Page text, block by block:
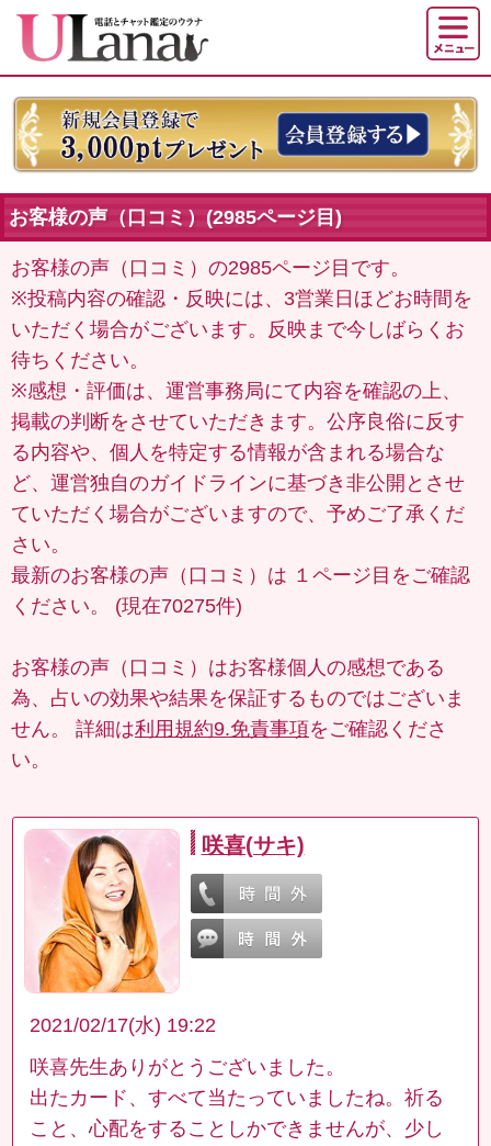
お客様の声（口コミ）(2985ページ目)
お客様の声（口コミ）の2985ページ目です。
※投稿内容の確認・反映には、3営業日ほどお時間を
いただく場合がございます。反映まで今しばらくお
待ちください。
※感想・評価は、運営事務局にて内容を確認の上、
掲載の判断をさせていただきます。公序良俗に反す
る内容や、個人を特定する情報が含まれる場合な
ど、運営独自のガイドラインに基づき非公開とさせ
ていただく場合がございますので、予めご了承くだ
さい。
最新のお客様の声（口コミ）は １ページ目 をご確認
ください。 (現在70275件)
お客様の声（口コミ）はお客様個人の感想である
為、占いの効果や結果を保証するものではございま
せん。 詳細は利用規約9.免責事項をご確認くださ
い。
咲喜(サキ)
2021/02/17(水) 19:22
咲喜先生ありがとうございました。
出たカード、すべて当たっていましたね。祈る
こと、心配をすることしかできませんが、少し